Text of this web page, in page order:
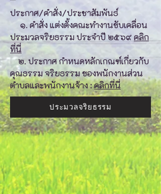
ประกาศ/คำสั่ง/ประชาสัมพันธ์
๑. คำสั่ง แต่งตั้งคณะทำงานขับเคลื่อน
ประมวลจริยธรรม ประจำปี ๒๕๖๙ คลิก
ที่นี่
๒. ประกาศ กำหนดหลักเกณฑ์เกี่ยวกับ
คุณธรรม จริยธรรม ของพนักงานส่วน
ตำบลและพนักงานจ้าง :คลิกที่นี่
ประมวลจริยธรรม